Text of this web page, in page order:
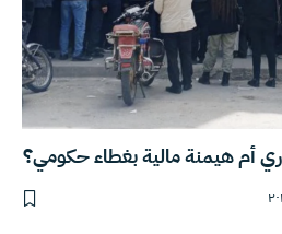
أم هيمنة مالية بغطاء حكومي؟